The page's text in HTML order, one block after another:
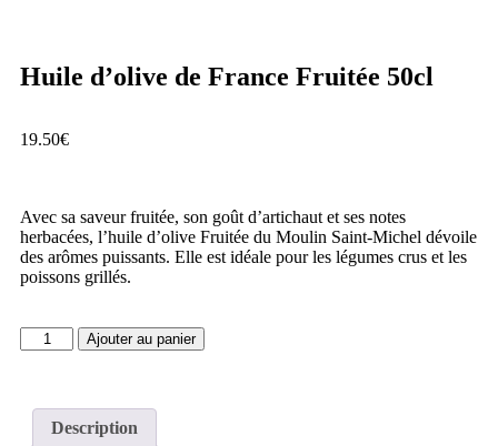
Huile d’olive de France Fruitée 50cl
19.50€
Avec sa saveur fruitée, son goût d’artichaut et ses notes
herbacées, l’huile d’olive Fruitée du Moulin Saint-Michel dévoile
des arômes puissants. Elle est idéale pour les légumes crus et les
poissons grillés.
Ajouter au panier
Description